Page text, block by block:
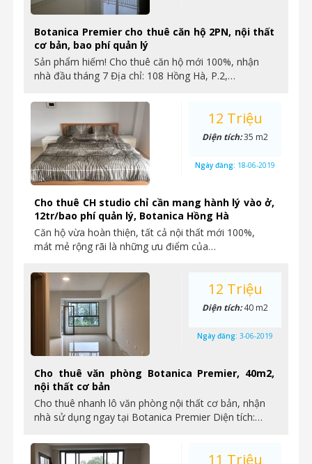
Botanica Premier cho thuê căn hộ 2PN, nội thất
cơ bản, bao phí quản lý
Sản phẩm hiếm! Cho thuê căn hộ mới 100%, nhận
nhà đầu tháng 7 Địa chỉ: 108 Hồng Hà, P.2,…
Cho thuê CH studio chỉ cần mang hành lý vào ở,
12tr/bao phí quản lý, Botanica Hồng Hà
Căn hộ vừa hoàn thiện, tất cả nội thất mới 100%,
mát mẻ rộng rãi là những ưu điểm của…
12 Triệu
Diện tích:35 m2
Ngày đăng: 18-06-2019
Cho thuê văn phòng Botanica Premier, 40m2,
nội thất cơ bản
Cho thuê nhanh lô văn phòng nội thất cơ bản, nhận
nhà sử dụng ngay tại Botanica Premier Diện tích:…
12 Triệu
Diện tích:40 m2
Ngày đăng: 3-06-2019
11 Triệu